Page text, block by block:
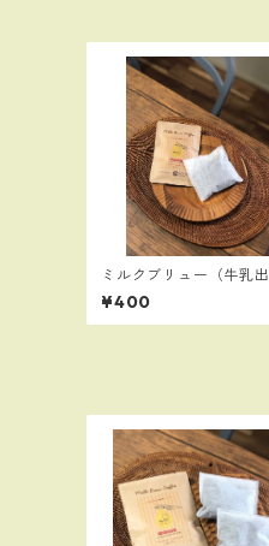
ミルクブリュー（牛乳出
し）コーヒーバッグ（１
P）：グラス約３杯分
¥400